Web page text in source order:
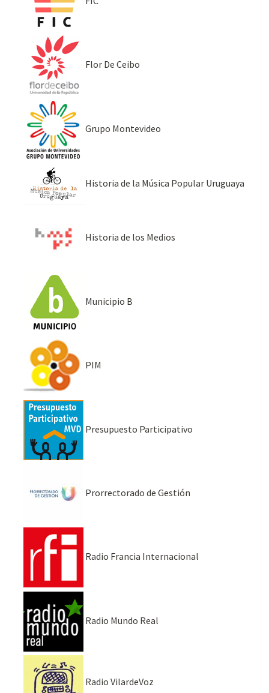
Flor De Ceibo
Grupo Montevideo
Historia de la Música Popular Uruguaya
Historia de los Medios
Municipio B
PIM
Presupuesto Participativo
Prorrectorado de Gestión
Radio Francia Internacional
Radio Mundo Real
Radio VilardeVoz